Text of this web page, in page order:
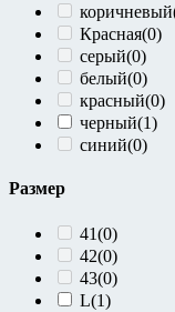
Before(0)
Bershka(3)
DC(0)
LaCoste(0)
Lakestone(1)
odji(1)
Ostin(1)
Tamaris
Zara(7)
Zolla(0)
коричневый
Красная(0)
серый(0)
белый(0)
красный(0)
черный(1)
синий(0)
Размер
41(0)
42(0)
43(0)
L(1)